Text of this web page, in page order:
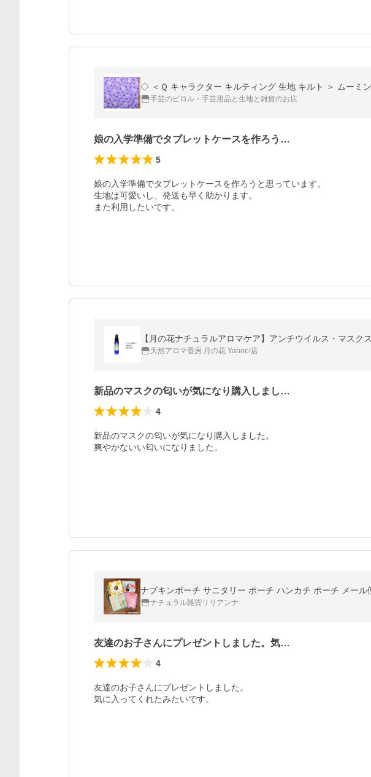
手芸のピロル・手芸用品と生地と雑貨のお店
娘の入学準備でタブレットケースを作ろう…
5
娘の入学準備でタブレットケースを作ろうと思っています。
生地は可愛いし、発送も早く助かります。
また利用したいです。
【月の花ナチュラルアロマケア】アンチウイルス・マス
天然アロマ香房 月の花 Yahoo!店
新品のマスクの匂いが気になり購入しまし…
4
新品のマスクの匂いが気になり購入しました。
爽やかないい匂いになりました。
ナプキンポーチ サニタリー ポーチ ハンカチ ポーチ メー
ナチュラル雑貨リリアンナ
友達のお子さんにプレゼントしました。気…
4
友達のお子さんにプレゼントしました。
気に入ってくれたみたいです。